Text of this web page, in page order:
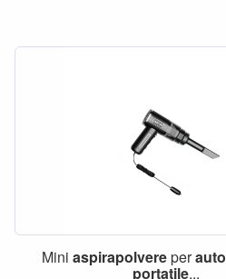
Miniaspirapolvereperauto
portatile...